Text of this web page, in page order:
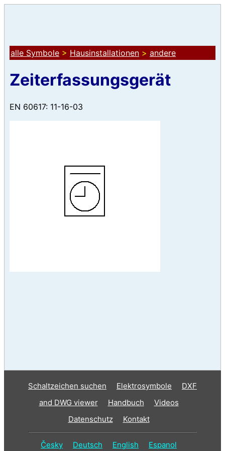
alle Symbole > Hausinstallationen > andere
Zeiterfassungsgerät
EN 60617: 11-16-03
Schaltzeichen suchen Elektrosymbole
DXF
and DWG viewer
Handbuch
Videos
Datenschutz
Kontakt
Česky Deutsch English Espanol